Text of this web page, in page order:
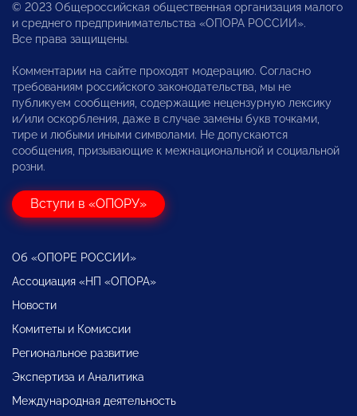
© 2023 Общероссийская общественная организация малого
и среднего предпринимательства «ОПОРА РОССИИ».
Все права защищены.
Комментарии на сайте проходят модерацию. Согласно
требованиям российского законодательства, мы не
публикуем сообщения, содержащие нецензурную лексику
и/или оскорбления, даже в случае замены букв точками,
тире и любыми иными символами. Не допускаются
сообщения, призывающие к межнациональной и социальной
розни.
Вступи в «ОПОРУ»
Об «ОПОРЕ РОССИИ»
Ассоциация «НП «ОПОРА»
Новости
Комитеты и Комиссии
Региональное развитие
Экспертиза и Аналитика
Международная деятельность